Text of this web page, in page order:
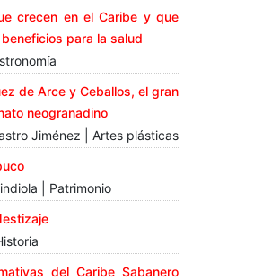
crecen en el Caribe y que
para la salud
de Arce y Ceballos, el gran
neogranadino
Jiménez | Artes plásticas
| Patrimonio
del Caribe Sabanero